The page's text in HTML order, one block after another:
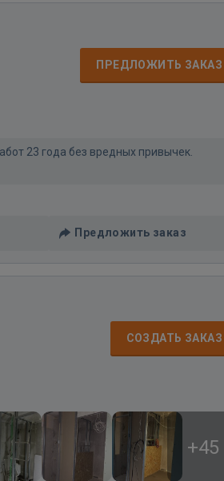
ПРЕДЛОЖИТЬ ЗАКАЗ
23 года без вредных привычек.
Предложить заказ
СОЗДАТЬ ЗАКАЗ
+45